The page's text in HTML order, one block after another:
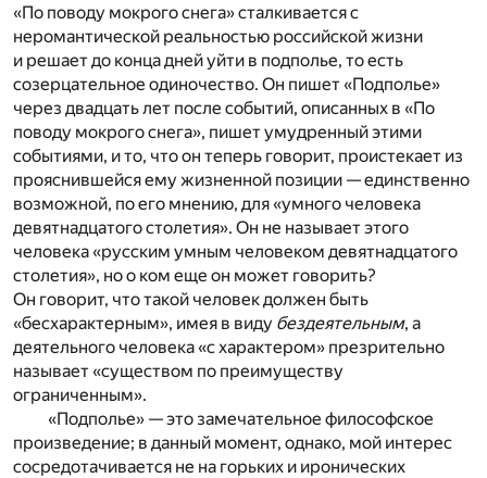
«По поводу мокрого снега» сталкивается с
неромантической реальностью российской жизни
и решает до конца дней уйти в подполье, то есть
созерцательное одиночество. Он пишет «Подполье»
через двадцать лет после событий, описанных в «По
поводу мокрого снега», пишет умудренный этими
событиями, и то, что он теперь говорит, проистекает из
прояснившейся ему жизненной позиции — единственно
возможной, по его мнению, для «умного человека
девятнадцатого столетия». Он не называет этого
человека «русским умным человеком девятнадцатого
столетия», но о ком еще он может говорить?
Он говорит, что такой человек должен быть
«бесхарактерным», имея в виду бездеятельным, а
деятельного человека «с характером» презрительно
называет «существом по преимуществу
ограниченным».
«Подполье» — это замечательное философское
произведение; в данный момент, однако, мой интерес
сосредотачивается не на горьких и иронических